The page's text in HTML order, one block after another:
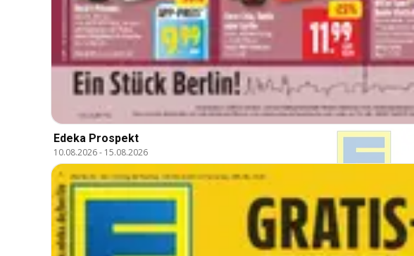
Edeka Prospekt
10.08.2026- 15.08.2026